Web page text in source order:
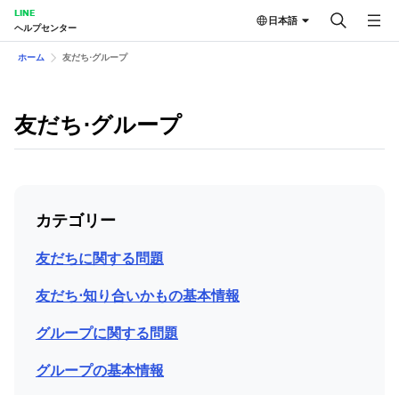
LINE
ヘルプセンター
日本語
ホーム 友だち⋅グループ
友だち⋅グループ
カテゴリー
友だちに関する問題
友だち⋅知り合いかもの基本情報
グループに関する問題
グループの基本情報